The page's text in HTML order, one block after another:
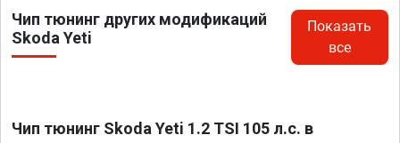
Чип тюнинг других модификаций
Skoda Yeti
Показать
все
Чип тюнинг Skoda Yeti 1.2 TSI 105 л.с. в